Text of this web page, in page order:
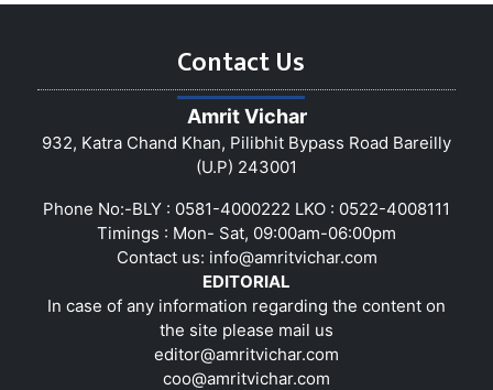
Contact Us
Amrit Vichar
932, Katra Chand Khan, Pilibhit Bypass Road Bareilly
(U.P) 243001
Phone No:-BLY : 0581-4000222 LKO : 0522-4008111
Timings : Mon- Sat, 09:00am-06:00pm
Contact us: info@amritvichar.com
EDITORIAL
In case of any information regarding the content on
the site please mail us
editor@amritvichar.com
coo@amritvichar.com